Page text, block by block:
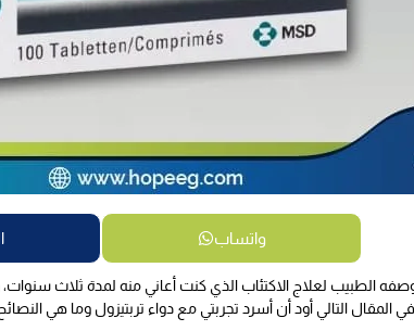
واتساب
الطبيب لعلاج الاكتئاب الذي كنت أعاني منه لمدة ثلاث
التالي أود أن أسرد تجربتي مع دواء تربتيزول وما هي